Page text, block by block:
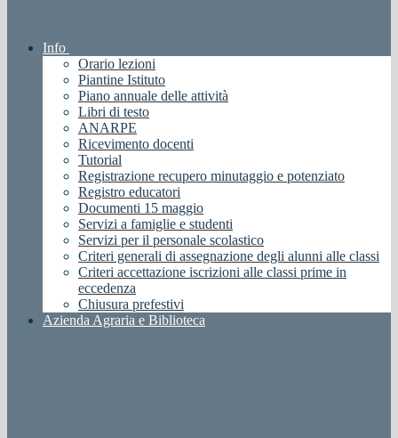
Info
Orario lezioni
Piantine Istituto
Piano annuale delle attività
Libri di testo
ANARPE
Ricevimento docenti
Tutorial
Registrazione recupero minutaggio e potenziato
Registro educatori
Documenti 15 maggio
Servizi a famiglie e studenti
Servizi per il personale scolastico
Criteri generali di assegnazione degli alunni alle classi
Criteri accettazione iscrizioni alle classi prime in
eccedenza
Chiusura prefestivi
Azienda Agraria e Biblioteca